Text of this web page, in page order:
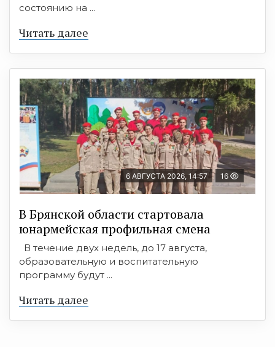
состоянию на ...
Читать далее
6 АВГУСТА 2026, 14:57 16
В Брянской области стартовала
юнармейская профильная смена
В течение двух недель, до 17 августа,
образовательную и воспитательную
программу будут ...
Читать далее